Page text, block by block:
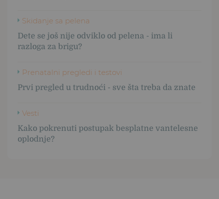
Skidanje sa pelena
Dete se još nije odviklo od pelena - ima li
razloga za brigu?
Prenatalni pregledi i testovi
Prvi pregled u trudnoći - sve šta treba da znate
Vesti
Kako pokrenuti postupak besplatne vantelesne
oplodnje?